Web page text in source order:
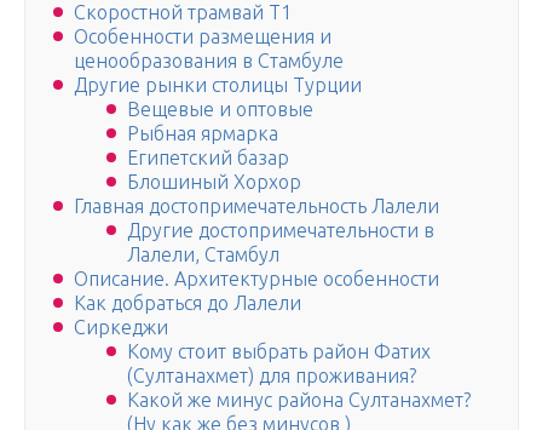
Скоростной трамвай T1
Особенности размещения и
ценообразования в Стамбуле
Другие рынки столицы Турции
Вещевые и оптовые
Рыбная ярмарка
Египетский базар
Блошиный Хорхор
Главная достопримечательность Лалели
Другие достопримечательности в
Лалели, Стамбул
Описание. Архитектурные особенности
Как добраться до Лалели
Сиркеджи
Кому стоит выбрать район Фатих
(Султанахмет) для проживания?
Какой же минус района Султанахмет?
(Ну как же без минусов )